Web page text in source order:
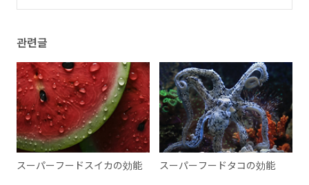
관련글
スーパーフードスイカの効能 スーパーフードタコの効能